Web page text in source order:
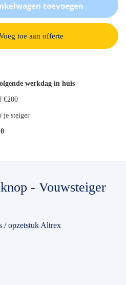
toevoegen
toe aan offerte
werkdag in huis
€200
je steiger
- Vouwsteiger
/ opzetstuk Altrex